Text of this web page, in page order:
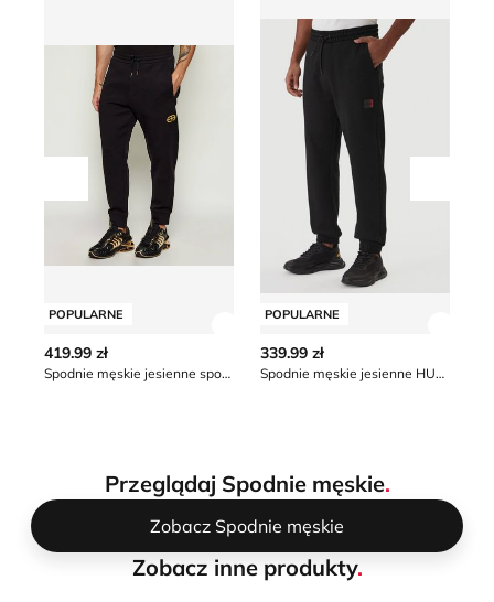
Przesuń w lewo
POPULARNE
419.99 zł
Spodnie męskie jesienne sportowe Emporio Armani
POPULARNE
339.99 zł
Spodnie męskie jesienne HUGO
Przeglądaj Spodnie męskie.
Zobacz Spodnie męskie
Zobacz inne produkty.